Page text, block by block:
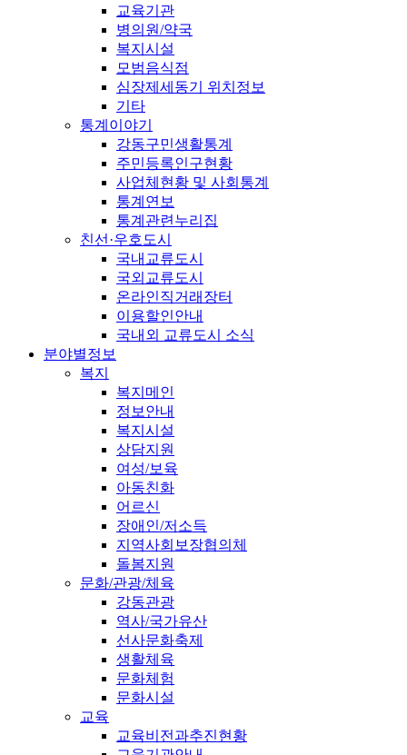
교육기관
병의원/약국
복지시설
모범음식점
심장제세동기 위치정보
기타
통계이야기
강동구민생활통계
주민등록인구현황
사업체현황 및 사회통계
통계연보
통계관련누리집
친선·우호도시
국내교류도시
국외교류도시
온라인직거래장터
이용할인안내
국내외 교류도시 소식
분야별정보
복지
복지메인
정보안내
복지시설
상담지원
여성/보육
아동친화
어르신
장애인/저소득
지역사회보장협의체
돌봄지원
문화/관광/체육
강동관광
역사/국가유산
선사문화축제
생활체육
문화체험
문화시설
교육
교육비전과추진현황